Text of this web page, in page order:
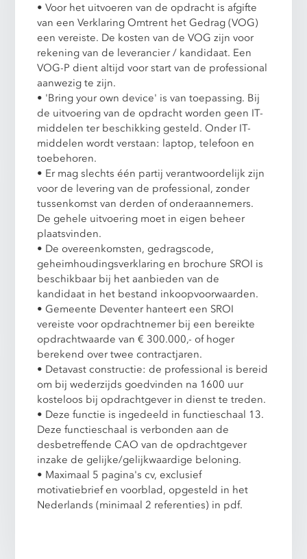
• Voor het uitvoeren van de opdracht is afgifte
van een Verklaring Omtrent het Gedrag (VOG)
een vereiste. De kosten van de VOG zijn voor
rekening van de leverancier / kandidaat. Een
VOG-P dient altijd voor start van de professional
aanwezig te zijn.
• 'Bring your own device' is van toepassing. Bij
de uitvoering van de opdracht worden geen IT-
middelen ter beschikking gesteld. Onder IT-
middelen wordt verstaan: laptop, telefoon en
toebehoren.
• Er mag slechts één partij verantwoordelijk zijn
voor de levering van de professional, zonder
tussenkomst van derden of onderaannemers.
De gehele uitvoering moet in eigen beheer
plaatsvinden.
• De overeenkomsten, gedragscode,
geheimhoudingsverklaring en brochure SROI is
beschikbaar bij het aanbieden van de
kandidaat in het bestand inkoopvoorwaarden.
• Gemeente Deventer hanteert een SROI
vereiste voor opdrachtnemer bij een bereikte
opdrachtwaarde van € 300.000,- of hoger
berekend over twee contractjaren.
• Detavast constructie: de professional is bereid
om bij wederzijds goedvinden na 1600 uur
kosteloos bij opdrachtgever in dienst te treden.
• Deze functie is ingedeeld in functieschaal 13.
Deze functieschaal is verbonden aan de
desbetreffende CAO van de opdrachtgever
inzake de gelijke/gelijkwaardige beloning.
• Maximaal 5 pagina's cv, exclusief
motivatiebrief en voorblad, opgesteld in het
Nederlands (minimaal 2 referenties) in pdf.